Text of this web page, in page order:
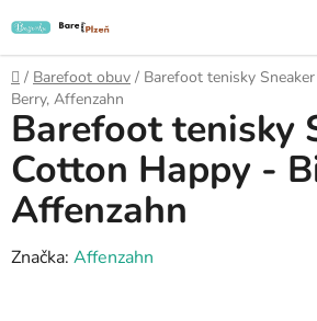
na
obsah
Domů
/ Barefoot obuv / Barefoot tenisky
Berry, Affenzahn
Barefoot tenisky
Cotton Happy -
Affenzahn
Značka: Affenzahn